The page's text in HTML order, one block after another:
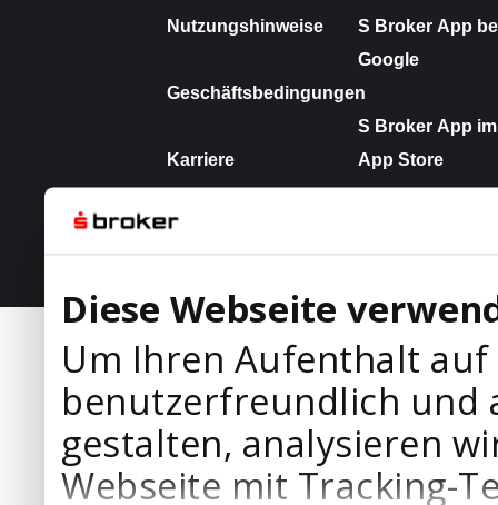
Diese Webseite
Um Ihren Aufenthalt
benutzerfreundlich und
gestalten, analysieren
Webseite mit Tracking-